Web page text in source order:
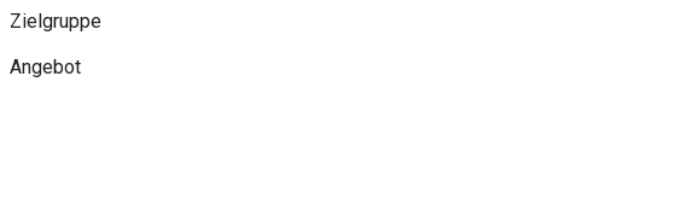
Zielgruppe
Angebot